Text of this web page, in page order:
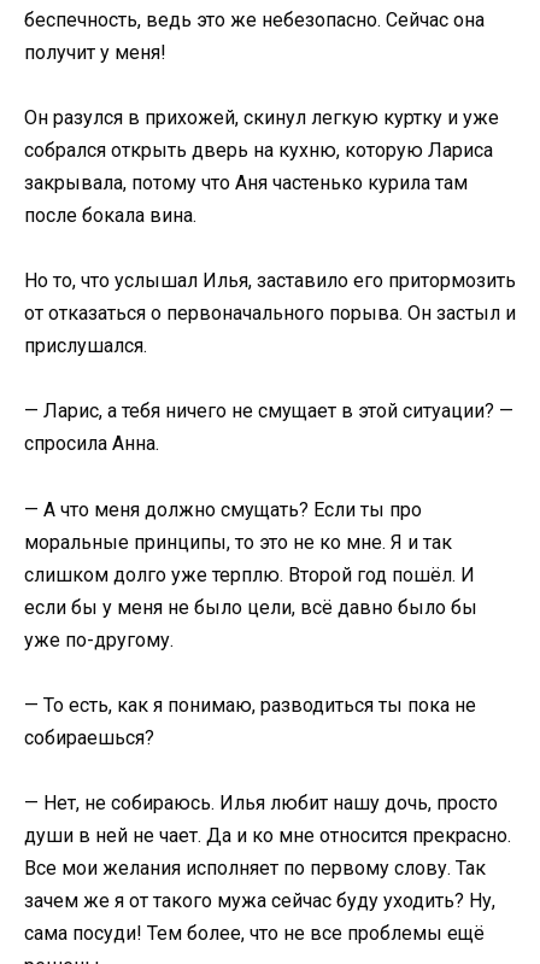
беспечность, ведь это же небезопасно. Сейчас она
получит у меня!
Он разулся в прихожей, скинул легкую куртку и уже
собрался открыть дверь на кухню, которую Лариса
закрывала, потому что Аня частенько курила там
после бокала вина.
Но то, что услышал Илья, заставило его притормозить
от отказаться о первоначального порыва. Он застыл и
прислушался.
— Ларис, а тебя ничего не смущает в этой ситуации? —
спросила Анна.
— А что меня должно смущать? Если ты про
моральные принципы, то это не ко мне. Я и так
слишком долго уже терплю. Второй год пошёл. И
если бы у меня не было цели, всё давно было бы
уже по-другому.
— То есть, как я понимаю, разводиться ты пока не
собираешься?
— Нет, не собираюсь. Илья любит нашу дочь, просто
души в ней не чает. Да и ко мне относится прекрасно.
Все мои желания исполняет по первому слову. Так
зачем же я от такого мужа сейчас буду уходить? Ну,
сама посуди! Тем более, что не все проблемы ещё